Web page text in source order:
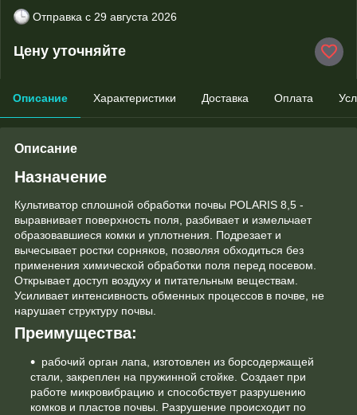
Отправка с 29 августа 2026
Цену уточняйте
Описание Характеристики Доставка Оплата
Описание
Назначение
Культиватор сплошной обработки почвы POLARIS 8,5 -
выравнивает поверхность поля, разбивает и измельчает
образовавшиеся комки и уплотнения. Подрезает и
вычесывает ростки сорняков, позволяя обходиться без
применения химической обработки поля перед посевом.
Открывает доступ воздуху и питательным веществам.
Усиливает интенсивность обменных процессов в почве, не
нарушает структуру почвы.
Преимущества:
рабочий орган лапа, изготовлен из борсодержащей
стали, закреплен на пружинной стойке. Создает при
работе микровибрацию и способствует разрушению
комков и пластов почвы. Разрушение происходит по